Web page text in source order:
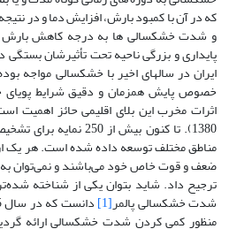
که در آن با کمبود بارش، افزایش دما و در
و شدت خشکسالی ها به درجه کاهش بارش
پایداری و بزرگی ناحیه تحت تأثیرشان بستگی
ایران در سال­های اخیر با خشکسالی مواجه
خصوص پایش همزمان و دقیق شرایط
اثرات مخرب این بلای اقلیمی حائز اهمیت
1380). تا کنون بیش از
مناطق مختلف توسعه داده شده است. هر یک از
ضعف و قوت خاص خود می‌باشند و نمی‌توان به
ترجیح داد. شاید بتوان یکی از شناخته
شدت خشکسالی پالمر[1]